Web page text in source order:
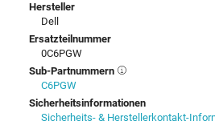
Hersteller
Dell
Ersatzteilnummer
0C6PGW
Sub-Partnummern
C6PGW
Sicherheitsinformationen
Sicherheits- & Herstellerkontakt-